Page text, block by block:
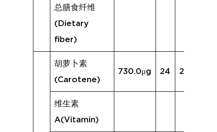
总膳食纤维
(Dietary
fiber)
胡萝卜素
(Carotene)
730.0μg 24 2513.5μg
维生素
A(Vitamin)